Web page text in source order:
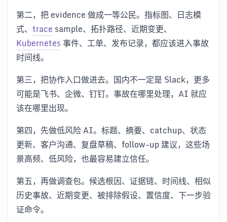
第二，把 evidence 做成一等公民。指标图、日志模
式、 trace sample、拓扑路径、近期变更、
Kubernetes事件、工单、发布记录，都应该进入事故
时间线。
第三，把协作入口做进去。国内不一定是 Slack，更多
可能是飞书、企微、钉钉。事故在哪里处理，AI 就应
该在哪里出现。
第四，先做低风险 AI。标题、摘要、catchup、状态
更新、客户沟通、复盘草稿、follow-up 建议，这些场
景高频、低风险，也最容易建立信任。
第五，再做调查包。候选根因、证据链、时间线、相似
历史事故、近期变更、被排除假设、置信度、下一步验
证命令。